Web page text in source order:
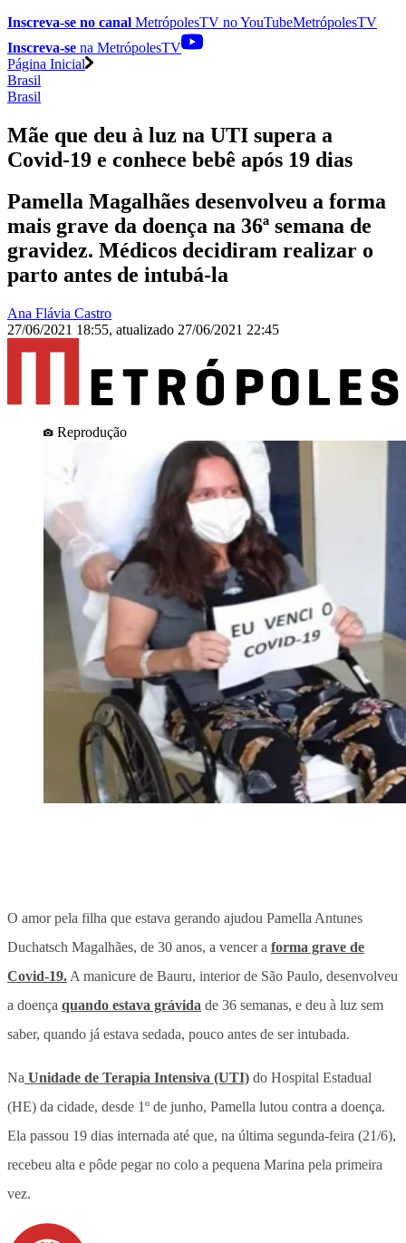
Inscreva-se no canal MetrópolesTV noYouTubeMetrópolesTV
Inscreva-se na MetrópolesTV
Página Inicial
Brasil
Brasil
Mãe que deu à luz na UTI supera a
Covid-19 e conhece bebê após 19 dias
Pamella Magalhães desenvolveu a forma
mais grave da doença na 36ª semana de
gravidez. Médicos decidiram realizar o
parto antes de intubá-la
Ana Flávia Castro
27/06/2021 18:55, atualizado 27/06/2021 22:45
Reprodução
O amor pela filha que estava gerando ajudou Pamella Antunes
Duchatsch Magalhães, de 30 anos, a vencer a forma grave de
Covid-19. A manicure de Bauru, interior de São Paulo, desenvolveu
a doença quando estava grávida de 36 semanas, e deu à luz sem
saber, quando já estava sedada, pouco antes de ser intubada.
Na Unidade de Terapia Intensiva (UTI) do Hospital Estadual
(HE) da cidade, desde 1º de junho, Pamella lutou contra a doença.
Ela passou 19 dias internada até que, na última segunda-feira (21/6),
recebeu alta e pôde pegar no colo a pequena Marina pela primeira
vez.